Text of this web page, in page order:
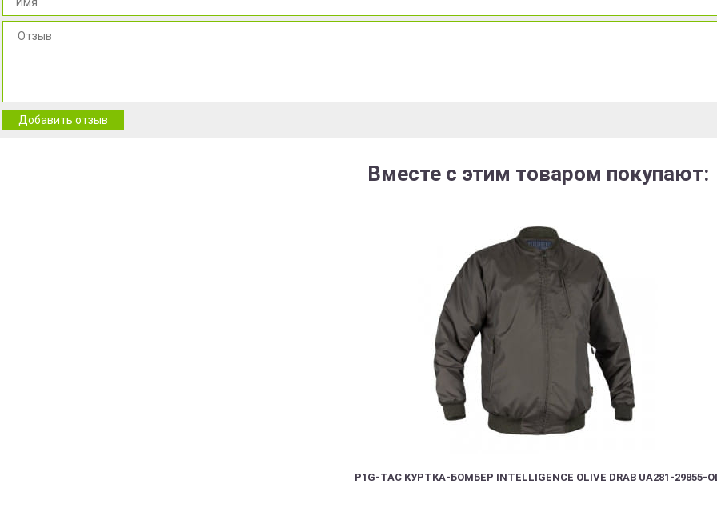
Добавить отзыв
Вместе с этим товаром покупают:
P1G-TAC КУРТКА-БОМБЕР INTELLIGENCE OLIVE DRAB UA281-29855-